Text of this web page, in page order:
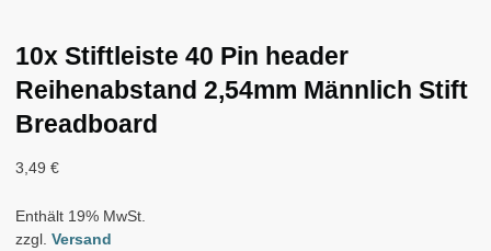
10x Stiftleiste 40 Pin header
Reihenabstand 2,54mm Männlich Stift
Breadboard
3,49 €
Enthält 19% MwSt.
zzgl. Versand